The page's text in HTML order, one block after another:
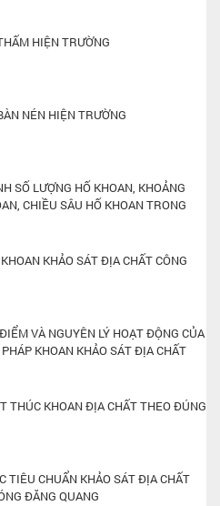
HIỆN TRƯỜNG
NÉN HIỆN TRƯỜNG
SỐ LƯỢNG HỐ KHOAN, KHOẢNG
CHIỀU SÂU HỐ KHOAN TRONG
KHẢO SÁT ĐỊA CHẤT CÔNG
VÀ NGUYÊN LÝ HOẠT ĐỘNG CỦA
KHOAN KHẢO SÁT ĐỊA CHẤT
THÚC KHOAN ĐỊA CHẤT THEO ĐÚNG
TIÊU CHUẨN KHẢO SÁT ĐỊA CHẤT
ĐĂNG QUANG